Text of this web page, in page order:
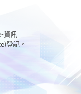
資訊
)登記。